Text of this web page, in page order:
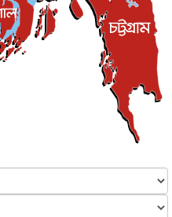
৫ আগস্ট, ২০২৬
পরীমনির ঘনিষ্ঠ সম্পর্ক ছিল : নাসির
৫ আগস্ট, ২০২৬
চুক্তি হতে পারে আজ : মার্কিন অর্থমন...
৫ আগস্ট, ২০২৬
বস্তু, পারমাণবিক বোমা দিয়ে করা
৫ আগস্ট, ২০২৬
মৃত্যু, সন্দেহের মুখে কীটনাশকের